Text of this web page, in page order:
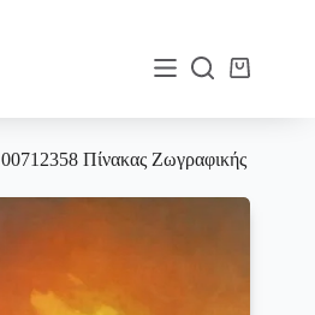
Καλάθι
00712358 Πίνακας Ζωγραφικής